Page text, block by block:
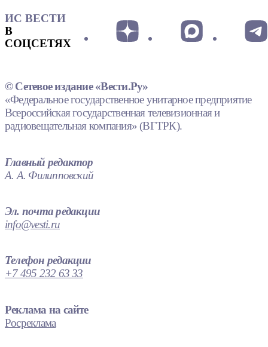
ИС ВЕСТИ
В
СОЦСЕТЯХ
© Сетевое издание «Вести.Ру»
«Федеральное государственное унитарное предприятие
Всероссийская государственная телевизионная и
радиовещательная компания» (ВГТРК).
Главный редактор
А. А. Филипповский
Эл. почта редакции
info@vesti.ru
Телефон редакции
+7 495 232 63 33
Реклама на сайте
Росреклама